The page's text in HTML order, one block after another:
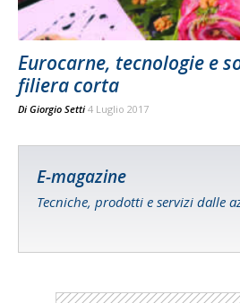
Eurocarne, tecnologie e
filiera corta
Di Giorgio Setti 4 Luglio 2017
E-magazine
Tecniche, prodotti e servizi dalle